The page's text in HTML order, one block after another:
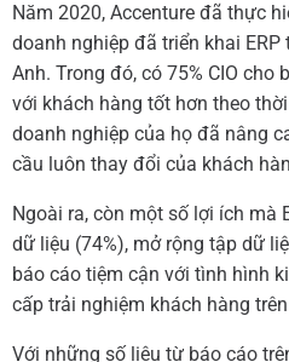
Năm 2020, Accenture đã thực
doanh nghiệp đã triển khai
Anh. Trong đó, có 75% CIO cho
với khách hàng tốt hơn theo
doanh nghiệp của họ đã nâng
cầu luôn thay đổi của khách
Ngoài ra, còn một số lợi ích mà
dữ liệu (74%), mở rộng tập dữ
báo cáo tiệm cận với tình hình
cấp trải nghiệm khách hàng
Với những số liệu từ báo cáo